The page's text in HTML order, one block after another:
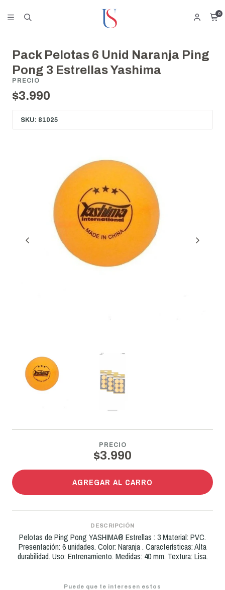
0
Pack Pelotas 6 Unid Naranja Ping
Pong 3 Estrellas Yashima
PRECIO
$3.990
SKU: 81025
PRECIO
$3.990
AGREGAR AL CARRO
DESCRIPCIÓN
Pelotas de Ping Pong YASHIMA® Estrellas : 3 Material: PVC.
Presentación: 6 unidades. Color: Naranja . Características: Alta
durabilidad. Uso: Entrenamiento. Medidas: 40 mm. Textura: Lisa.
Puede que te interesen estos